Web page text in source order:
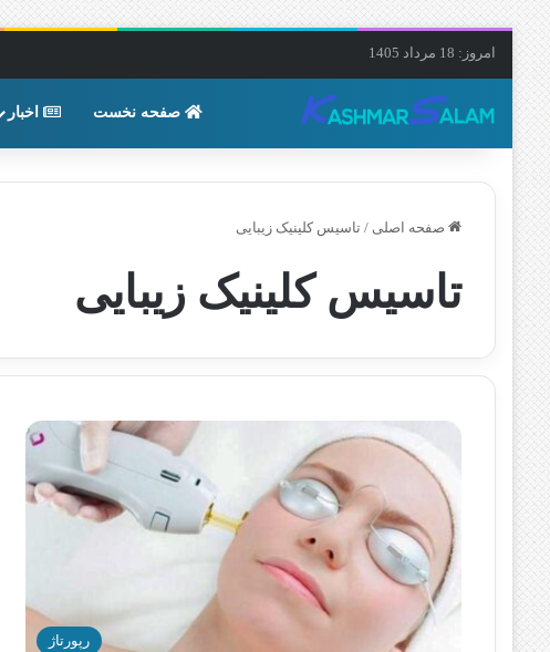
امروز: 18 مرداد 1405
صفحه نخست اخبار
صفحه اصلی / تاسیس کلینیک زیبایی
تاسیس کلینیک زیبایی
رپورتاژ